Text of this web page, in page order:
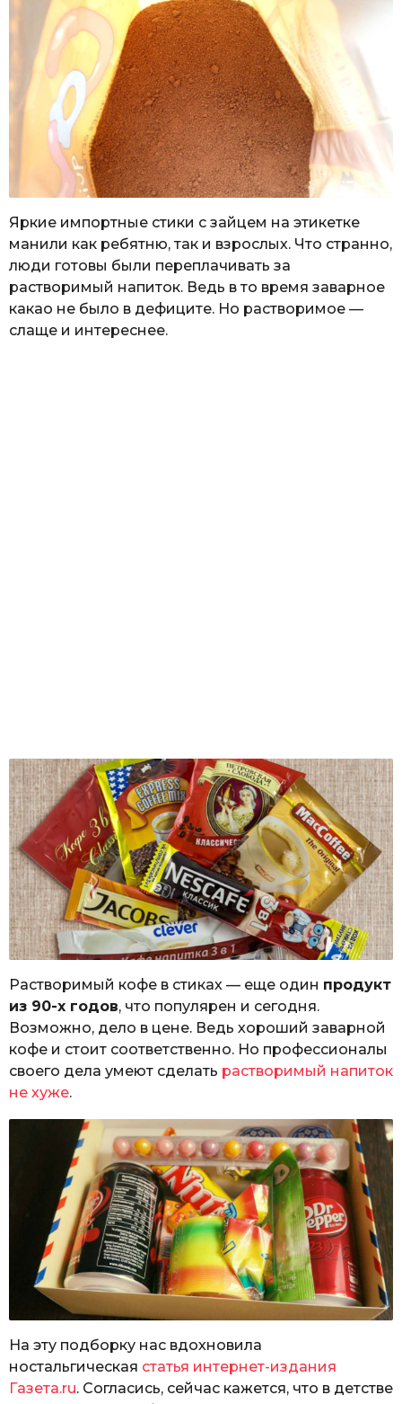
Яркие импортные стики с зайцем на этикетке
манили как ребятню, так и взрослых. Что странно,
люди готовы были переплачивать за
растворимый напиток. Ведь в то время заварное
какао не было в дефиците. Но растворимое —
слаще и интереснее.
Растворимый кофе в стиках — еще один продукт
из 90-х годов, что популярен и сегодня.
Возможно, дело в цене. Ведь хороший заварной
кофе и стоит соответственно. Но профессионалы
своего дела умеют сделать растворимый напиток
не хуже.
На эту подборку нас вдохновила
ностальгическая статья интернет-издания
Газета.ru. Согласись, сейчас кажется, что в детстве